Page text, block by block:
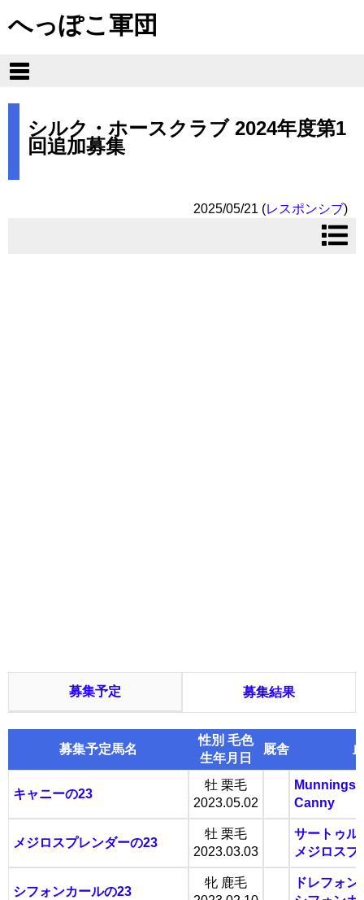
へっぽこ軍団
シルク・ホースクラブ 2024年度第1
回追加募集
2025/05/21 (レスポンシブ)
募集予定 募集結果
募集予定馬名
性別 毛色
生年月日
厩舎
キャニーの23
牡 栗毛
2023.05.02
Munnings
Canny
メジロスプレンダーの23
牡 栗毛
2023.03.03
サートゥル
メジロスプ
シフォンカールの23
牝 鹿毛
ドレフォン